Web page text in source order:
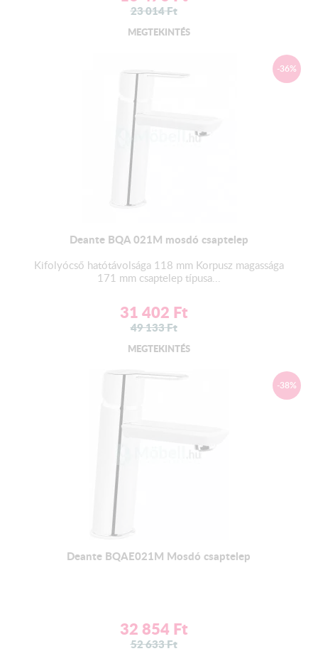
23 014Ft
MEGTEKINTÉS
-36%
Deante BQA 021M mosdó csaptelep
Kifolyócső hatótávolsága 118 mm Korpusz magassága
171 mm csaptelep típusa...
31 402 Ft
49 133Ft
MEGTEKINTÉS
-38%
Deante BQAE021M Mosdó csaptelep
32 854 Ft
52 633Ft